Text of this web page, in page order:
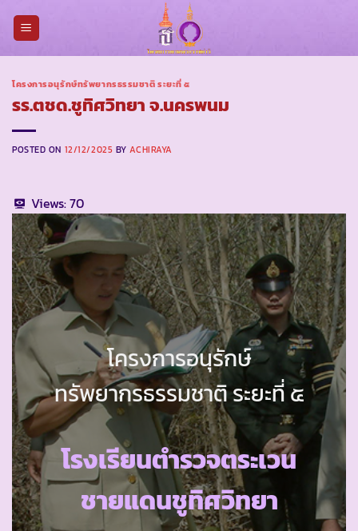
โครงการอนุรักษ์ทรัพยากรธรรมชาติ ระยะที่ ๕
รร.ตชด.ชูทิศวิทยา จ.นครพนม
POSTED ON 12/12/2025 BYACHIRAYA
Views:70
โครงการอนุรักษ์
ทรัพยากรธรรมชาติ ระยะที่ ๕
โรงเรียนตำรวจตระเวน
ชายแดนชูทิศวิทยา